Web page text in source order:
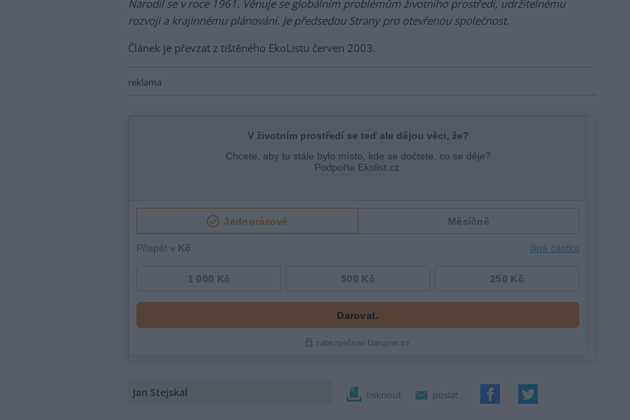
Narodil se v roce 1961. Věnuje se globálním problémům životního prostředí, udržitelnému
rozvoji a krajinnému plánování. Je předsedou Strany pro otevřenou společnost.
Článek je převzat z tištěného EkoListu červen 2003.
reklama
Jan Stejskal tisknout poslat